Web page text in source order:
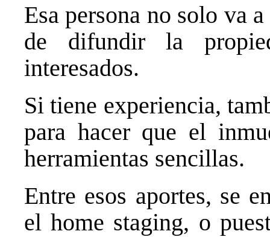
Esa persona no solo va
de difundir la
interesados.
Si tiene experiencia,
para hacer que el
herramientas sencillas.
Entre esos aportes, se
el home staging, o